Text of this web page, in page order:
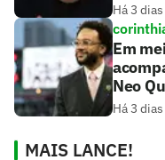
Há 3 dias
Em
Neo
Há 3 dias
MAIS LANCE!